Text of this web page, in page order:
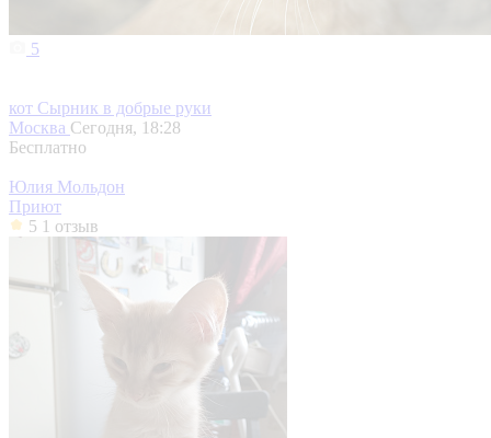
5
кот Сырник в добрые руки
Москва Сегодня, 18:28
Бесплатно
Юлия Мольдон
Приют
5 1 отзыв